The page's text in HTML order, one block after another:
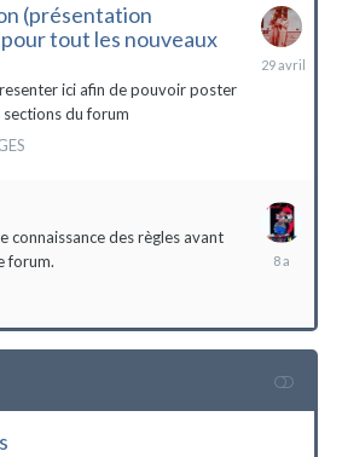
(présentation
tout les nouveaux
ici afin de pouvoir poster
du forum
29
connaissance des règles avant
forum.